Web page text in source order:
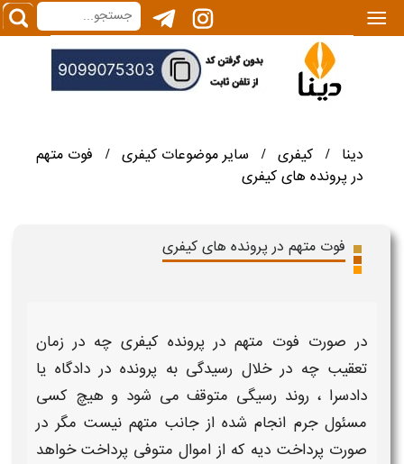
|||
دینا / کیفری / سایر موضوعات کیفری /
فوت متهم
در پرونده های کیفری
فوت متهم در پرونده های کیفری
در صورت فوت متهم در پرونده کیفری چه در زمان
تعقیب چه در خلال رسیدگی به پرونده در دادگاه یا
دادسرا ، روند رسیگی متوقف می شود و هیچ کسی
مسئول جرم انجام شده از جانب متهم نیست مگر در
صورت پرداخت دیه که از اموال متوفی پرداخت خواهد